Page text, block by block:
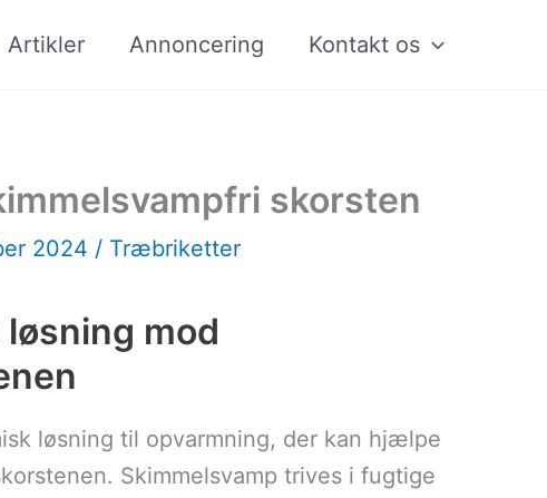
Artikler Annoncering Kontakt os
skorsten
2024 / Træbriketter
mod
løsning til opvarmning, der kan hjælpe
Skimmelsvamp trives i fugtige